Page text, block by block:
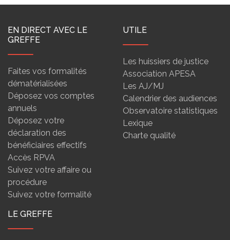
EN DIRECT AVEC LE
GREFFE
Faites vos formalités
dématérialisées
Déposez vos comptes
annuels
Déposez votre
déclaration des
bénéficiaires effectifs
Accès RPVA
Suivez votre affaire ou
procédure
Suivez votre formalité
UTILE
Les huissiers de justice
Association APESA
Les AJ/MJ
Calendrier des audiences
Observatoire statistiques
Lexique
Charte qualité
LE GREFFE